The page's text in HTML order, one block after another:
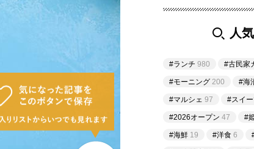
人
#ランチ 980 #古民家
#モーニング 200 #海
#マルシェ 97 #スイ
#2026オープン 47 #
#海鮮 19 #洋食 6